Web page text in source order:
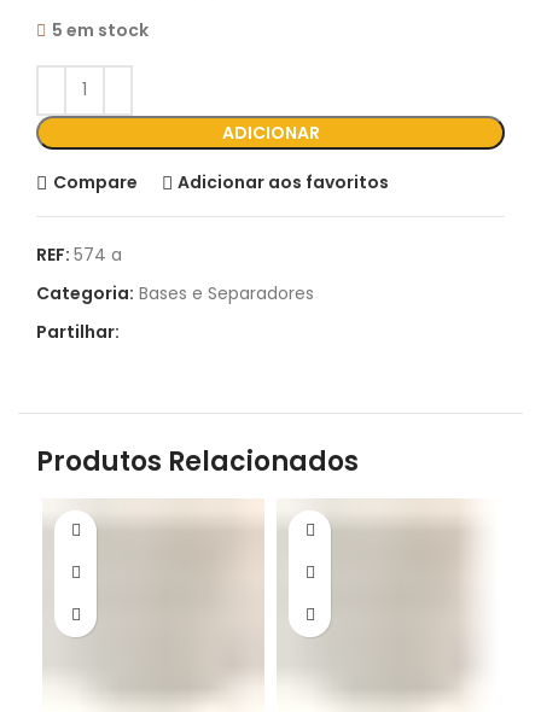
5 em stock
ADICIONAR
Compare Adicionar aos favoritos
REF: 574 a
Categoria: Bases e Separadores
Partilhar:
Produtos Relacionados